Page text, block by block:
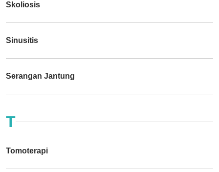
Skoliosis
Sinusitis
Serangan Jantung
T
Tomoterapi